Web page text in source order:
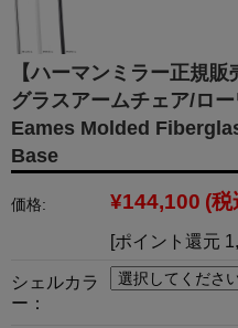
【ハーマンミラー正規
グラスアームチェア/ロ
Eames Molded
Base
価格: ¥144,100 (税
[ポイント還元
シェルカラ
ー：